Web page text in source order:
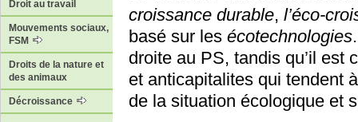
Droit au travail
Mouvements sociaux,
FSM
Droits de la nature et
des animaux
Décroissance
croissance durable, l’éco-
basé sur les écotechnologies
droite au PS, tandis qu’il est
et anticapitalites qui tendent
de la situation écologique et